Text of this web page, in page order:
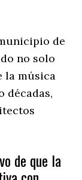
de
no solo
la música
décadas,
de que la